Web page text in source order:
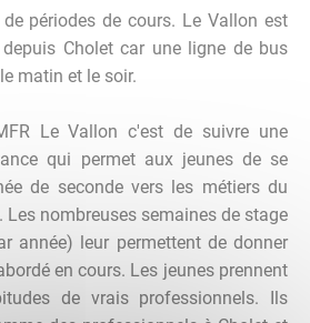
périodes de cours. Le Vallon est
Cholet car une ligne de bus
matin et le soir.
Le Vallon c'est de suivre une
qui permet aux jeunes de se
de seconde vers les métiers du
Les nombreuses semaines de stage
année) leur permettent de donner
en cours. Les jeunes prennent
de vrais professionnels. Ils